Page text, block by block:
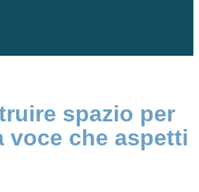
spazio per
voce che aspetti